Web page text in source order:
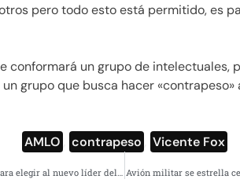
pero todo esto está permitido, es
conformará un grupo de intelectuales,
grupo que busca hacer
AMLO contrapeso Vicente Fox
Avión militar se estrella